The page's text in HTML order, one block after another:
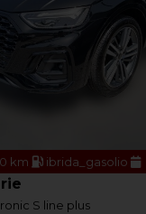
km ibrida_gasolio
S line plus